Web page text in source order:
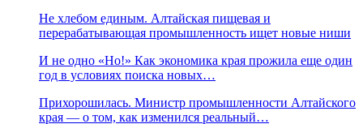
Не хлебом единым. Алтайская пищевая и
перерабатывающая промышленность ищет новые ниши
И не одно «Но!» Как экономика края прожила еще один
год в условиях поиска новых…
Прихорошилась. Министр промышленности Алтайского
края — о том, как изменился реальный…